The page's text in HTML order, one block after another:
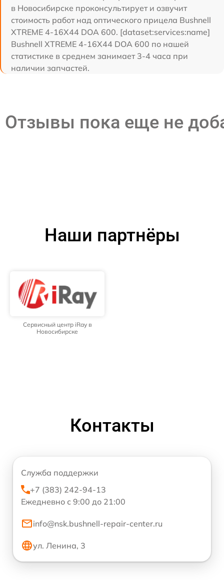
в Новосибирске проконсультирует и озвучит
стоимость работ над оптического прицела Bushnell
XTREME 4-16X44 DOA 600. [dataset:services:name]
Bushnell XTREME 4-16X44 DOA 600 по нашей
статистике в среднем занимает 3-4 часа при
наличии запчастей.
Отзывы пока еще не
Наши партнёры
Сервисный центр iRay в
Новосибирске
Контакты
Служба поддержки
+7 (383) 242-94-13
Ежедневно с 9:00 до 21:00
info@nsk.bushnell-repair-center.ru
ул. Ленина, 3